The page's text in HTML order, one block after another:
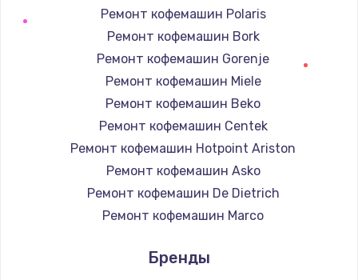
Заказать
Замена шлейфа матрицы
960 руб.
Заказать
Замена экрана
1145 руб.
Заказать
2600 руб.
Ремонт кофемашин Polaris
Ремонт кофемашин Bork
Ремонт кофемашин Gorenje
Ремонт кофемашин Miele
Ремонт кофемашин Beko
Ремонт кофемашин Centek
Ремонт кофемашин Hotpoint Ariston
Ремонт кофемашин Asko
Ремонт кофемашин De Dietrich
Ремонт кофемашин Marco
Ремонт кофемашин Jura
Бренды